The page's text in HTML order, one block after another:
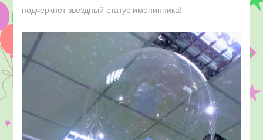
подчеркнет звездный статус именинника!